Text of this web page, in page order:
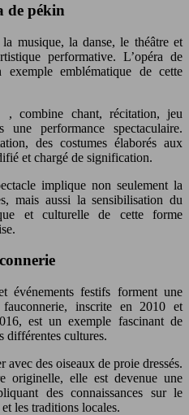
de pékin
musique, la danse, le théâtre et
performative. L’opéra de
emblématique de cette
, combine chant, récitation, jeu
performance spectaculaire.
des costumes élaborés aux
et chargé de signification.
implique non seulement la
mais aussi la sensibilisation du
et culturelle de cette forme
événements festifs forment une
inscrite en 2010 et
est un exemple fascinant de
différentes cultures.
avec des oiseaux de proie dressés.
originelle, elle est devenue une
des connaissances sur le
les traditions locales.